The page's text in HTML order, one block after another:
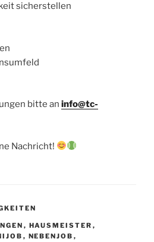
sicherstellen
bitte aninfo@tc-
Nachricht!
, HAUSMEISTER ,
, NEBENJOB ,